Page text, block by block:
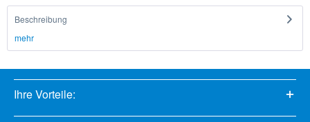
Beschreibung
mehr
Ihre Vorteile: